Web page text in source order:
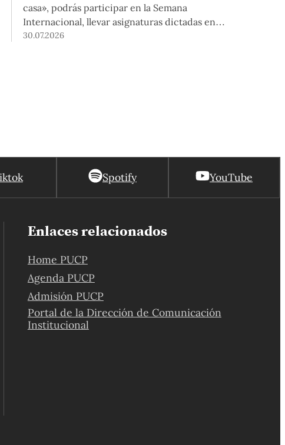
casa», podrás participar en la Semana
Internacional, llevar asignaturas dictadas en
inglés, y acceder a módulos COIL junto con
30.07.2026
Spotify YouTube
Enlaces relacionados
Home PUCP
Agenda PUCP
Admisión PUCP
Portal de la Dirección de Comunicación
Institucional